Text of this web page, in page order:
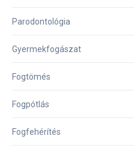
Parodontológia
Gyermekfogászat
Fogtömés
Fogpótlás
Fogfehérítés